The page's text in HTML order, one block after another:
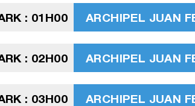
: 01H00 ARCHIPEL JUAN
: 02H00 ARCHIPEL JUAN
: 03H00 ARCHIPEL JUAN